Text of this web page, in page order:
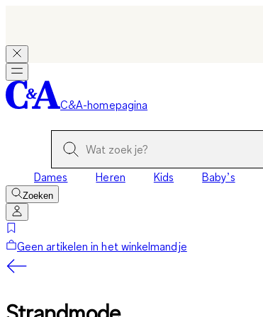
C&A-homepagina
Dames Heren Kids Baby’s
Zoeken
Geen artikelen in het winkelmandje